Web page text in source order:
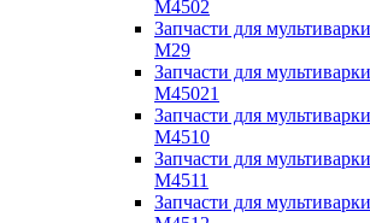
M4502
Запчасти для
M29
Запчасти для
M45021
Запчасти для
M4510
Запчасти для
M4511
Запчасти для